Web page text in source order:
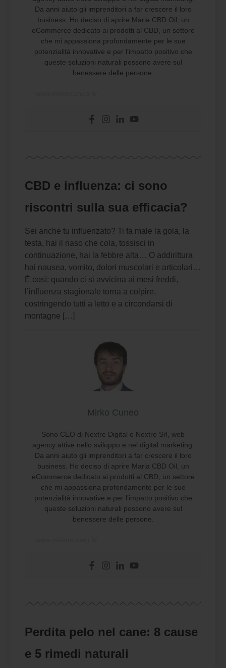
Da anni aiuto gli imprenditori a far crescere il loro
business. Ho deciso di aprire Maria CBD Oil, un
eCommerce dedicato ai prodotti al CBD, un settore
che mi appassiona profondamente per le sue
potenzialità innovative e per l’impatto positivo che
queste soluzioni naturali possono avere sul
benessere delle persone.
CBD e influenza: ci sono
riscontri sulla sua efficacia?
Sei anche tu influenzato? Ti fa male la gola, la
testa, hai il naso che cola, tossisci in
continuazione, hai la febbre alta… O addirittura
hai nausea, vomito, dolori muscolari e articolari…
È così: quando ci si avvicina ai mesi freddi,
l’influenza stagionale torna a colpire,
costringendo tutti a letto e a circondarsi di
montagne […]
Mirko Cuneo
Sono CEO di Nextre Digital e Nextre Srl, web
agency attive nello sviluppo e nel digital marketing.
Da anni aiuto gli imprenditori a far crescere il loro
business. Ho deciso di aprire Maria CBD Oil, un
eCommerce dedicato ai prodotti al CBD, un settore
che mi appassiona profondamente per le sue
potenzialità innovative e per l’impatto positivo che
queste soluzioni naturali possono avere sul
benessere delle persone.
Perdita pelo nel cane: 8 cause
e 5 rimedi naturali